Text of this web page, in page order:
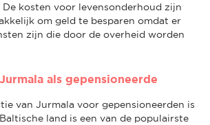
kosten voor levensonderhoud zijn
om geld te besparen omdat er
zijn die door de overheid worden
als gepensioneerde
van Jurmala voor gepensioneerden is
land is een van de populairste